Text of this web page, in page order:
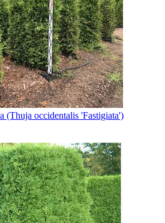
(Thuja occidentalis 'Fastigiata')